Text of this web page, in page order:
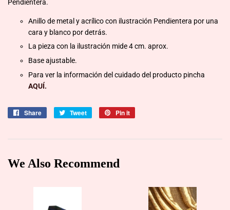
Pendientera.
Anillo de metal y acrílico con ilustración Pendientera por una
cara y blanco por detrás.
La pieza con la ilustración mide 4 cm. aprox.
Base ajustable.
Para ver la información del cuidado del producto pincha
AQUÍ.
Share
Share
Tweet
Tweet
Pin it
We Also Recommend